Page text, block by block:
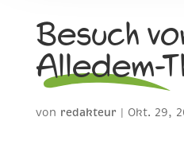
Besuch
Alledem-
von redakteur | Okt. 29,